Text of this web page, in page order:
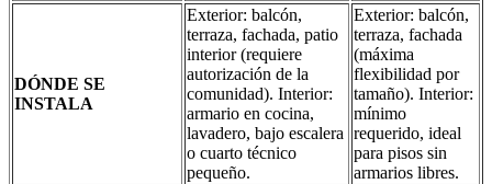
DÓNDE SE
INSTALA
Exterior: balcón,
terraza, fachada, patio
interior (requiere
autorización de la
comunidad). Interior:
armario en cocina,
lavadero, bajo escalera
o cuarto técnico
pequeño.
Exterior: balcón,
terraza, fachada
(máxima
flexibilidad por
tamaño). Interior:
mínimo
requerido, ideal
para pisos sin
armarios libres.